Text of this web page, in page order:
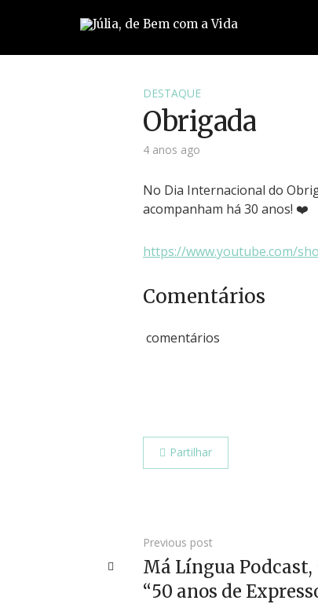
DESTAQUE
Obrigada
4 anos ago
No Dia Internacional do
acompanham há 30 anos! ❤️
https://www.youtube.com/
Comentários
comentários
Partilhar
Previous post
Má Língua Podcast,
“50 anos de